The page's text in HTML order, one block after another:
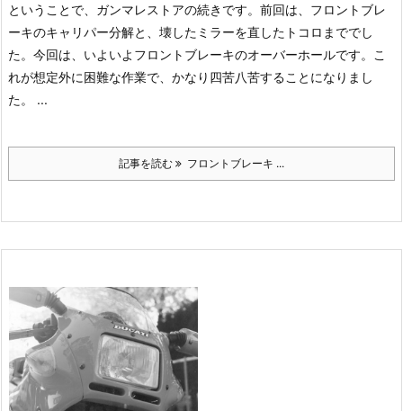
ということで、ガンマレストアの続きです。前回は、フロントブレ
ーキのキャリパー分解と、壊したミラーを直したトコロまででし
た。今回は、いよいよフロントブレーキのオーバーホールです。こ
れが想定外に困難な作業で、かなり四苦八苦することになりまし
た。 ...
記事を読む フロントブレーキ ...